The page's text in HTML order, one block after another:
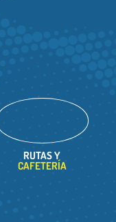
RUTAS Y
CAFETERÍA